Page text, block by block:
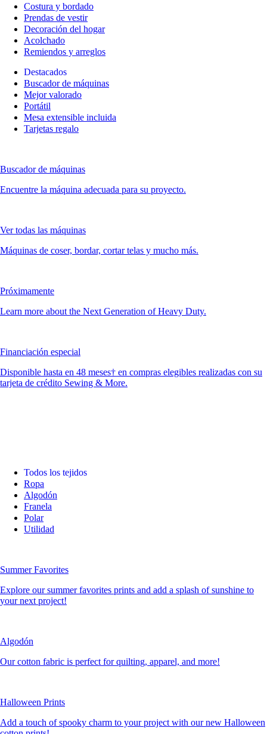
Costura y bordado
Prendas de vestir
Decoración del hogar
Acolchado
Remiendos y arreglos
Destacados
Buscador de máquinas
Mejor valorado
Portátil
Mesa extensible incluida
Tarjetas regalo
Buscador de máquinas
Encuentre la máquina adecuada para su proyecto.
Ver todas las máquinas
Máquinas de coser, bordar, cortar telas y mucho más.
Próximamente
Learn more about the Next Generation of Heavy Duty.
Financiación especial
Disponible hasta en 48 meses† en compras elegibles realizadas con su
tarjeta de crédito Sewing & More.
Todos los tejidos
Ropa
Algodón
Franela
Polar
Utilidad
Summer Favorites
Explore our summer favorites prints and add a splash of sunshine to
your next project!
Algodón
Our cotton fabric is perfect for quilting, apparel, and more!
Halloween Prints
Add a touch of spooky charm to your project with our new Halloween